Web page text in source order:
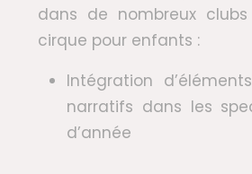
dans de nombreux
cirque pour enfants :
Intégration
narratifs dans les
d’année